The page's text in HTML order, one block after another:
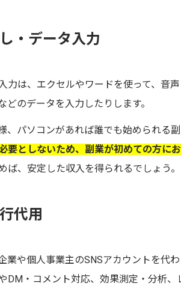
・データ入力
力は、エクセルやワードを使って、音
どのデータを入力したりします。
、パソコンがあれば誰でも始められる
要としないため、副業が初めての方に
ば、安定した収入を得られるでしょう。
代用
業や個人事業主のSNSアカウントを代
DM・コメント対応、効果測定・分析